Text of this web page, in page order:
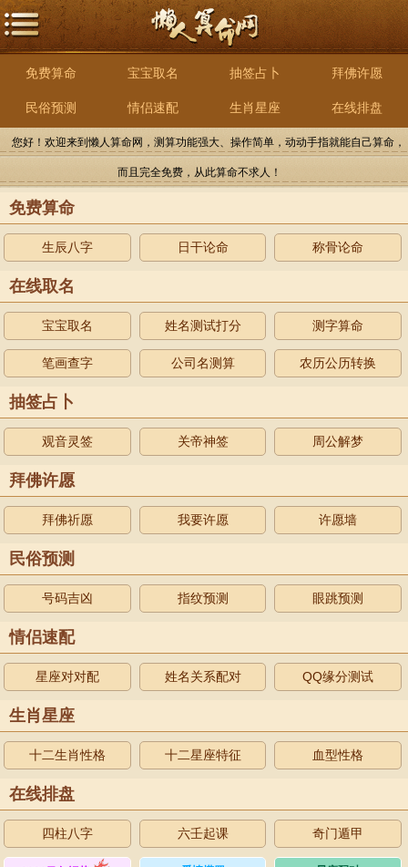
免费算命 宝宝取名 抽签占卜 拜佛许愿
民俗预测 情侣速配 生肖星座 在线排盘
您好！欢迎来到懒人算命网，测算功能强大、操作简单，动动手指就能自己算命，
而且完全免费，从此算命不求人！
免费算命
生辰八字 日干论命 称骨论命
在线取名
宝宝取名 姓名测试打分 测字算命
笔画查字 公司名测算 农历公历转换
抽签占卜
观音灵签 关帝神签 周公解梦
拜佛许愿
拜佛祈愿 我要许愿 许愿墙
民俗预测
号码吉凶 指纹预测 眼跳预测
情侣速配
星座对对配 姓名关系配对 QQ缘分测试
生肖星座
十二生肖性格 十二星座特征 血型性格
在线排盘
四柱八字 六壬起课 奇门遁甲